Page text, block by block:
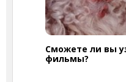
Сможете ли вы
фильмы?